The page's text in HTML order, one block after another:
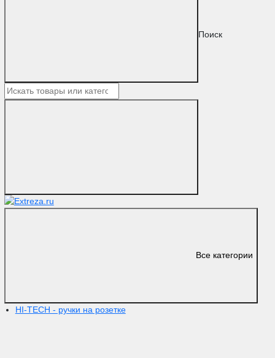
Поиск
Все категории
HI-TECH - ручки на розетке